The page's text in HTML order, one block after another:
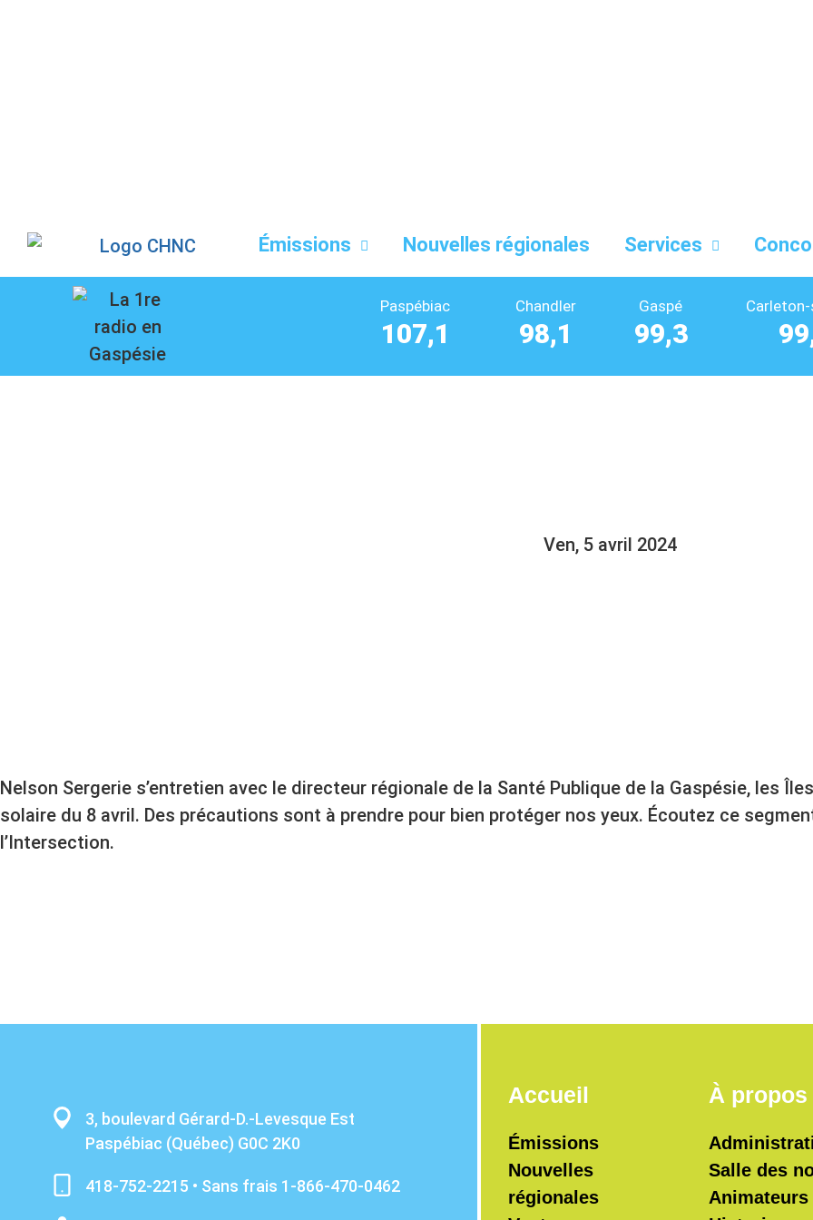
Émissions Nouvelles régionales Services
Paspébiac
107,1
Chandler
98,1
Gaspé
99,3
Ven, 5 avril 2024
Nelson Sergerie s’entretien avec le directeur régionale de la Santé Publique de la Gaspésie, les
solaire du 8 avril. Des précautions sont à prendre pour bien protéger nos yeux. Écoutez ce
l’Intersection.
3, boulevard Gérard-D.-Levesque Est
Paspébiac (Québec) G0C 2K0
418-752-2215 • Sans frais 1-866-470-0462
Accueil
Émissions
Nouvelles
régionales
À propos
Salle des
Animateurs